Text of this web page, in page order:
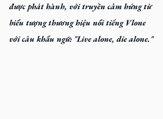
được phát hành, với truyền cảm hứng từ
biểu tượng thương hiệu nổi tiếng Vlone
với câu khẩu ngữ: "Live alone, die alone."